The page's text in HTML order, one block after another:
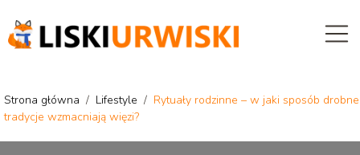
Strona główna / Lifestyle / Rytuały rodzinne – w jaki sposób drobne
tradycje wzmacniają więzi?